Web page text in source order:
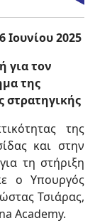
Ιουνίου 2025
για τον
της
στρατηγικής
της
και στην
τη στήριξη
ο Υπουργός
Τσιάρας,
Academy.